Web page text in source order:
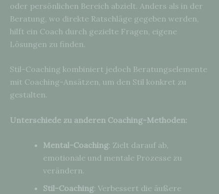
oder persönlichen Bereich abzielt. Anders als in der
Beratung, wo direkte Ratschläge gegeben werden,
hilft ein Coach durch gezielte Fragen, eigene
Lösungen zu finden.
Stil-Coaching kombiniert jedoch Beratungselemente
mit Coaching-Ansätzen, um den Stil konkret zu
gestalten.
Unterschiede zu anderen Coaching-Methoden:
Mental-Coaching: Zielt darauf ab,
emotionale und mentale Prozesse zu
verändern.
Stil-Coaching: Verbessert die äußere